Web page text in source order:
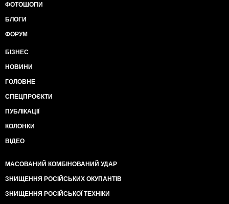
ФОТОШОПИ
БЛОГИ
ФОРУМ
БІЗНЕС
НОВИНИ
ГОЛОВНЕ
СПЕЦПРОЄКТИ
ПУБЛІКАЦІЇ
КОЛОНКИ
ВІДЕО
МАСОВАНИЙ КОМБІНОВАНИЙ УДАР
ЗНИЩЕННЯ РОСІЙСЬКИХ ОКУПАНТІВ
ЗНИЩЕННЯ РОСІЙСЬКОЇ ТЕХНІКИ